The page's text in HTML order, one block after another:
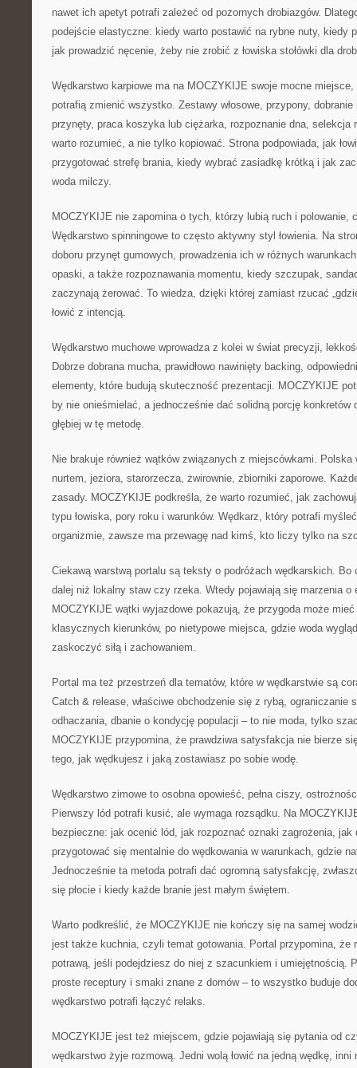
nawet ich apetyt potrafi zależeć od pozornych drobiazgów.
podejście elastyczne: kiedy warto postawić na rybne nuty, kiedy
jak prowadzić nęcenie, żeby nie zrobić z łowiska stołówki dla
Wędkarstwo karpiowe ma na MOCZYKIJE swoje mocne
potrafią zmienić wszystko. Zestawy włosowe, przypony,
przynęty, praca koszyka lub ciężarka, rozpoznanie dna, selekcja
warto rozumieć, a nie tylko kopiować. Strona podpowiada, jak
przygotować strefę brania, kiedy wybrać zasiadkę krótką i jak
woda milczy.
MOCZYKIJE nie zapomina o tych, którzy lubią ruch i polowanie,
Wędkarstwo spinningowe to często aktywny styl łowienia. Na
doboru przynęt gumowych, prowadzenia ich w różnych
opaski, a także rozpoznawania momentu, kiedy szczupak,
zaczynają żerować. To wiedza, dzięki której zamiast rzucać
łowić z intencją.
Wędkarstwo muchowe wprowadza z kolei w świat precyzji,
Dobrze dobrana mucha, prawidłowo nawinięty backing,
elementy, które budują skuteczność prezentacji. MOCZYKIJE
by nie onieśmielać, a jednocześnie dać solidną porcję
głębiej w tę metodę.
Nie brakuje również wątków związanych z miejscówkami.
nurtem, jeziora, starorzecza, żwirownie, zbiorniki zaporowe.
zasady. MOCZYKIJE podkreśla, że warto rozumieć, jak
typu łowiska, pory roku i warunków. Wędkarz, który potrafi
organizmie, zawsze ma przewagę nad kimś, kto liczy tylko na
Ciekawą warstwą portalu są teksty o podróżach wędkarskich. Bo
dalej niż lokalny staw czy rzeka. Wtedy pojawiają się marzenia
MOCZYKIJE wątki wyjazdowe pokazują, że przygoda może
klasycznych kierunków, po nietypowe miejsca, gdzie woda
zaskoczyć siłą i zachowaniem.
Portal ma też przestrzeń dla tematów, które w wędkarstwie są
Catch & release, właściwe obchodzenie się z rybą, ograniczanie
odhaczania, dbanie o kondycję populacji – to nie moda, tylko
MOCZYKIJE przypomina, że prawdziwa satysfakcja nie bierze
tego, jak wędkujesz i jaką zostawiasz po sobie wodę.
Wędkarstwo zimowe to osobna opowieść, pełna ciszy,
Pierwszy lód potrafi kusić, ale wymaga rozsądku. Na
bezpieczne: jak ocenić lód, jak rozpoznać oznaki zagrożenia, jak
przygotować się mentalnie do wędkowania w warunkach, gdzie
Jednocześnie ta metoda potrafi dać ogromną satysfakcję,
się płocie i kiedy każde branie jest małym świętem.
Warto podkreślić, że MOCZYKIJE nie kończy się na samej
jest także kuchnia, czyli temat gotowania. Portal przypomina, że
potrawą, jeśli podejdziesz do niej z szacunkiem i umiejętnością.
proste receptury i smaki znane z domów – to wszystko buduje
wędkarstwo potrafi łączyć relaks.
MOCZYKIJE jest też miejscem, gdzie pojawiają się pytania od
wędkarstwo żyje rozmową. Jedni wolą łowić na jedną wędkę,